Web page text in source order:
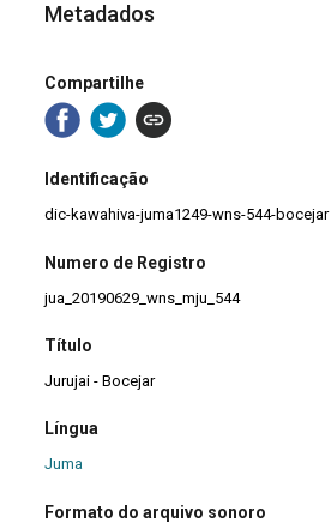
Metadados
Compartilhe
Identificação
dic-kawahiva-juma1249-wns-544-bocejar
Numero de Registro
jua_20190629_wns_mju_544
Título
Jurujai - Bocejar
Língua
Juma
Formato do arquivo sonoro